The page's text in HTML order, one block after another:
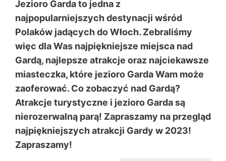
Jezioro Garda to jedna z
najpopularniejszych destynacji wśród
Polaków jadących do Włoch. Zebraliśmy
więc dla Was najpiękniejsze miejsca nad
Gardą, najlepsze atrakcje oraz najciekawsze
miasteczka, które jezioro Garda Wam może
zaoferować. Co zobaczyć nad Gardą?
Atrakcje turystyczne i jezioro Garda są
nierozerwalną parą! Zapraszamy na przegląd
najpiękniejszych atrakcji Gardy w 2023!
Zapraszamy!